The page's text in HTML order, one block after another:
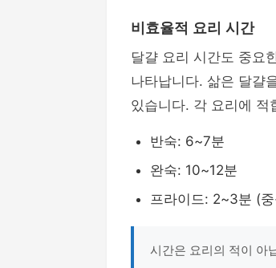
비효율적 요리 시간
달걀 요리 시간도 중요
나타납니다. 삶은 달걀
있습니다. 각 요리에 적
반숙: 6~7분
완숙: 10~12분
프라이드: 2~3분 (
시간은 요리의 적이 아